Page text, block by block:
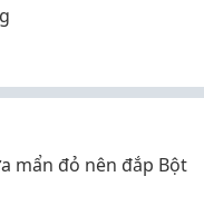
mẩn đỏ nên đắp Bột